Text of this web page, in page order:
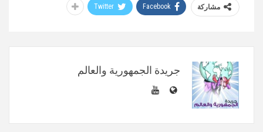
مشاركة Facebook
Twitter
جريدة الجمهورية والعالم